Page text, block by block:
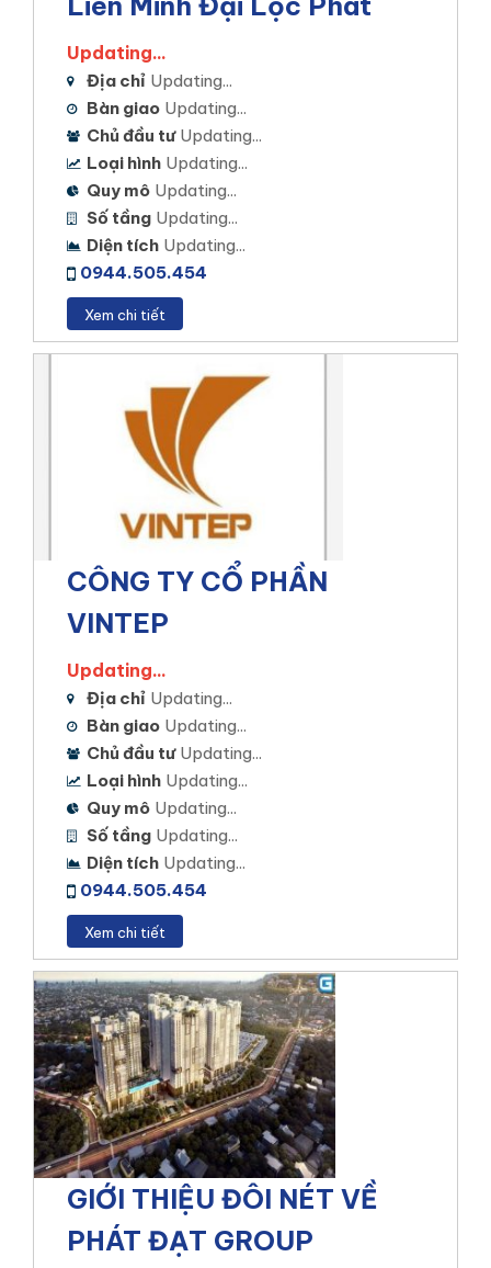
Updating...
Địa chỉ Updating...
Bàn giao Updating...
Chủ đầu tư Updating...
Loại hình Updating...
Quy mô Updating...
Số tầng Updating...
Diện tích Updating...
0944.505.454
Xem chi tiết
CÔNG TY CỔ PHẦN
VINTEP
Updating...
Địa chỉ Updating...
Bàn giao Updating...
Chủ đầu tư Updating...
Loại hình Updating...
Quy mô Updating...
Số tầng Updating...
Diện tích Updating...
0944.505.454
Xem chi tiết
GIỚI THIỆU ĐÔI NÉT VỀ
PHÁT ĐẠT GROUP